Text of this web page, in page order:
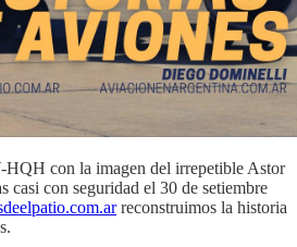
con la imagen del irrepetible Astor
casi con seguridad el 30 de setiembre
reconstruimos la historia